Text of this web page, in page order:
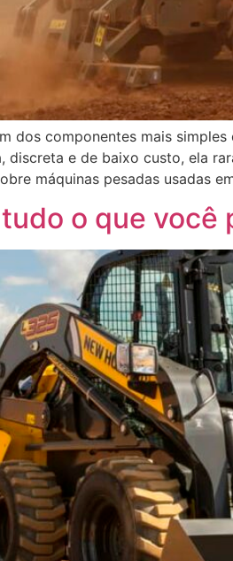
dos componentes mais
discreta e de baixo custo, ela
máquinas pesadas usadas
o que você